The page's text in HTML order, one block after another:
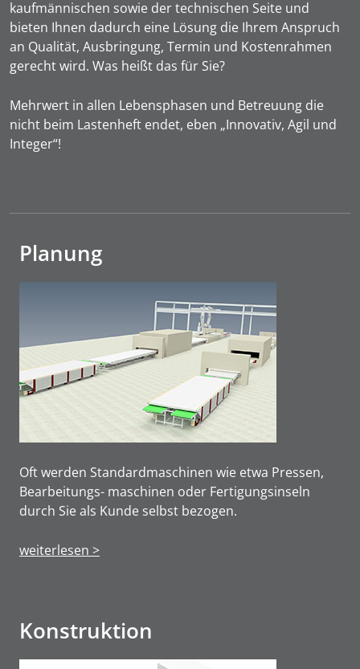
kaufmännischen sowie der technischen Seite und
bieten Ihnen dadurch eine Lösung die Ihrem Anspruch
an Qualität, Ausbringung, Termin und Kostenrahmen
gerecht wird. Was heißt das für Sie?
Mehrwert in allen Lebensphasen und Betreuung die
nicht beim Lastenheft endet, eben „Innovativ, Agil und
Integer“!
Planung
Oft werden Standardmaschinen wie etwa Pressen,
Bearbeitungs- maschinen oder Fertigungsinseln
durch Sie als Kunde selbst bezogen.
weiterlesen >
Konstruktion